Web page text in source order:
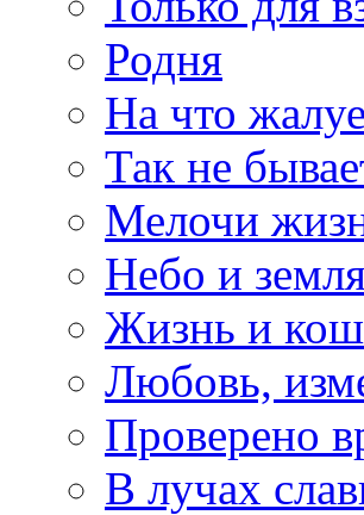
Родня
На что
Так не
Мелочи
Небо и
Жизнь и
Любовь,
Проверено
В лучах